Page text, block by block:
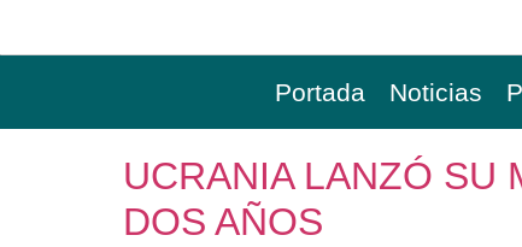
Portada Noticias
UCRANIA LANZÓ SU
DOS AÑOS